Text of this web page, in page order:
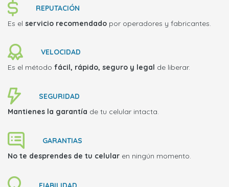
REPUTACIÓN
Es el servicio recomendado por operadores y fabricantes.
VELOCIDAD
Es el método fácil, rápido, seguro y legal de liberar.
SEGURIDAD
Mantienes la garantía de tu celular intacta.
GARANTIAS
No te desprendes de tu celular en ningún momento.